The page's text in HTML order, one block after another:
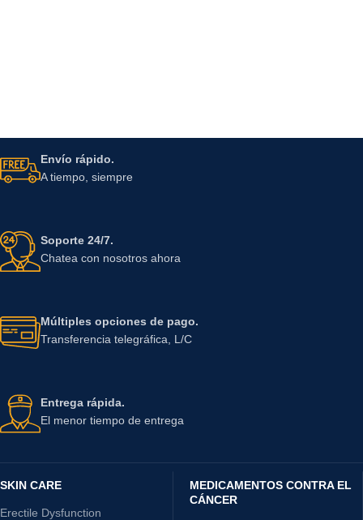
Envío rápido.
A tiempo, siempre
Soporte 24/7.
Chatea con nosotros ahora
Múltiples opciones de pago.
Transferencia telegráfica, L/C
Entrega rápida.
El menor tiempo de entrega
SKIN CARE
Erectile Dysfunction
MEDICAMENTOS CONTRA EL
CÁNCER